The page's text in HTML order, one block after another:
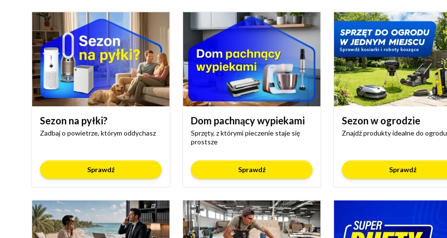
Sezon na pyłki?
Zadbaj o powietrze, którym oddychasz
Sprawdź
Dom pachnący wypiekami
Sprzęty, z którymi pieczenie staje się
prostsze
Sprawdź
Sezon w ogrodzie
Znajdź produkty idealne do ogrodu
Sprawdź